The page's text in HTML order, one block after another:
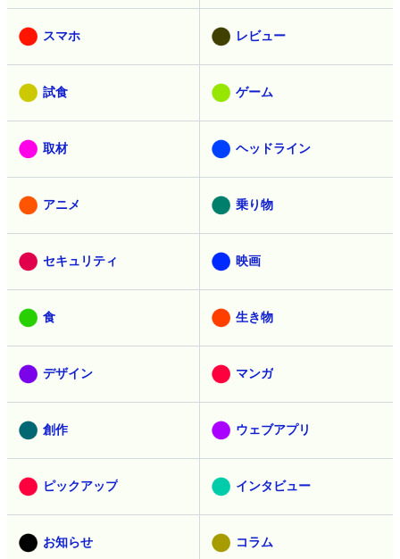
スマホ レビュー
試食 ゲーム
取材 ヘッドライン
アニメ 乗り物
セキュリティ 映画
食 生き物
デザイン マンガ
創作 ウェブアプリ
ピックアップ インタビュー
お知らせ コラム